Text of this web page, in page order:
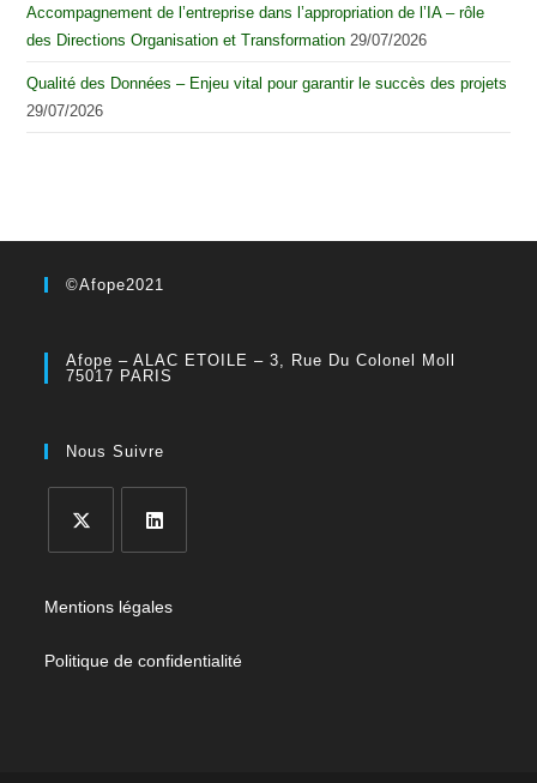
Accompagnement de l’entreprise dans l’appropriation de l’IA – rôle
des Directions Organisation et Transformation 29/07/2026
Qualité des Données – Enjeu vital pour garantir le succès des projets
29/07/2026
©Afope2021
Afope – ALAC ETOILE – 3, Rue Du Colonel Moll
75017 PARIS
Nous Suivre
Mentions légales
Politique de confidentialité